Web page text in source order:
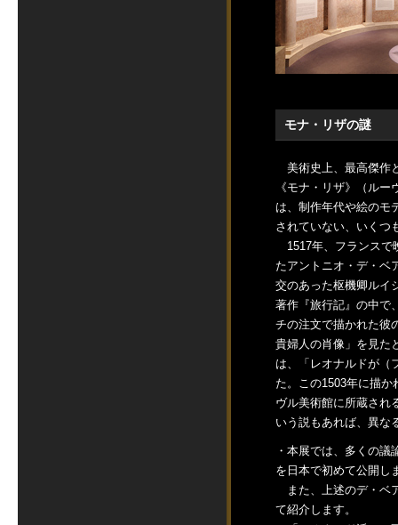
モナ・リザの謎
美術史上、最高傑作
《モナ・リザ》（ル
は、制作年代や絵のモ
されていない、いくつ
1517年、フランスで
たアントニオ・デ・ベ
交のあった枢機卿ルイ
著作『旅行記』の中で
チの注文で描かれた彼
貴婦人の肖像」を見た
は、「レオナルドが（
た。この1503年に描
ヴル美術館に所蔵され
いう説もあれば、異な
・本展では、多くの
を日本で初めて公開し
また、上述のデ・ベ
て紹介します。